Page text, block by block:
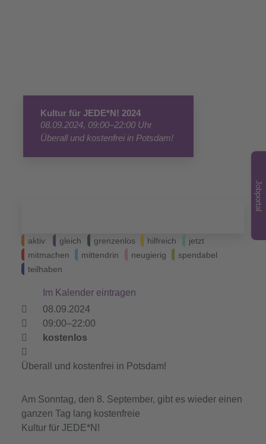
Kultur für JEDE*N! 2024
08.09.2024, 09:00–22:00 Uhr
Überall und kostenfrei in Potsdam!
aktiv gleich grenzenlos hilfreich
jetzt
mitmachen
mittendrin neugierig
spendabel
teilhaben
Im Kalender eintragen
08.09.2024
09:00–22:00
kostenlos
Überall und kostenfrei in Potsdam!
Am Sonntag, den 8. September, gibt es wieder einen
ganzen Tag lang kostenfreie
Kultur für JEDE*N!
Jobportal